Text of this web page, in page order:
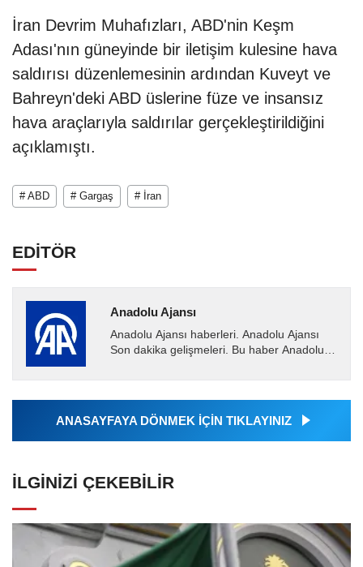
İran Devrim Muhafızları, ABD'nin Keşm
Adası'nın güneyinde bir iletişim kulesine hava
saldırısı düzenlemesinin ardından Kuveyt ve
Bahreyn'deki ABD üslerine füze ve insansız
hava araçlarıyla saldırılar gerçekleştirildiğini
açıklamıştı.
# ABD # Gargaş # İran
EDİTÖR
Anadolu Ajansı
Anadolu Ajansı haberleri. Anadolu Ajansı
Son dakika gelişmeleri. Bu haber Anadolu
Ajansı tarafından...
ANASAYFAYA DÖNMEK İÇİN TIKLAYINIZ
İLGINIZI ÇEKEBILIR